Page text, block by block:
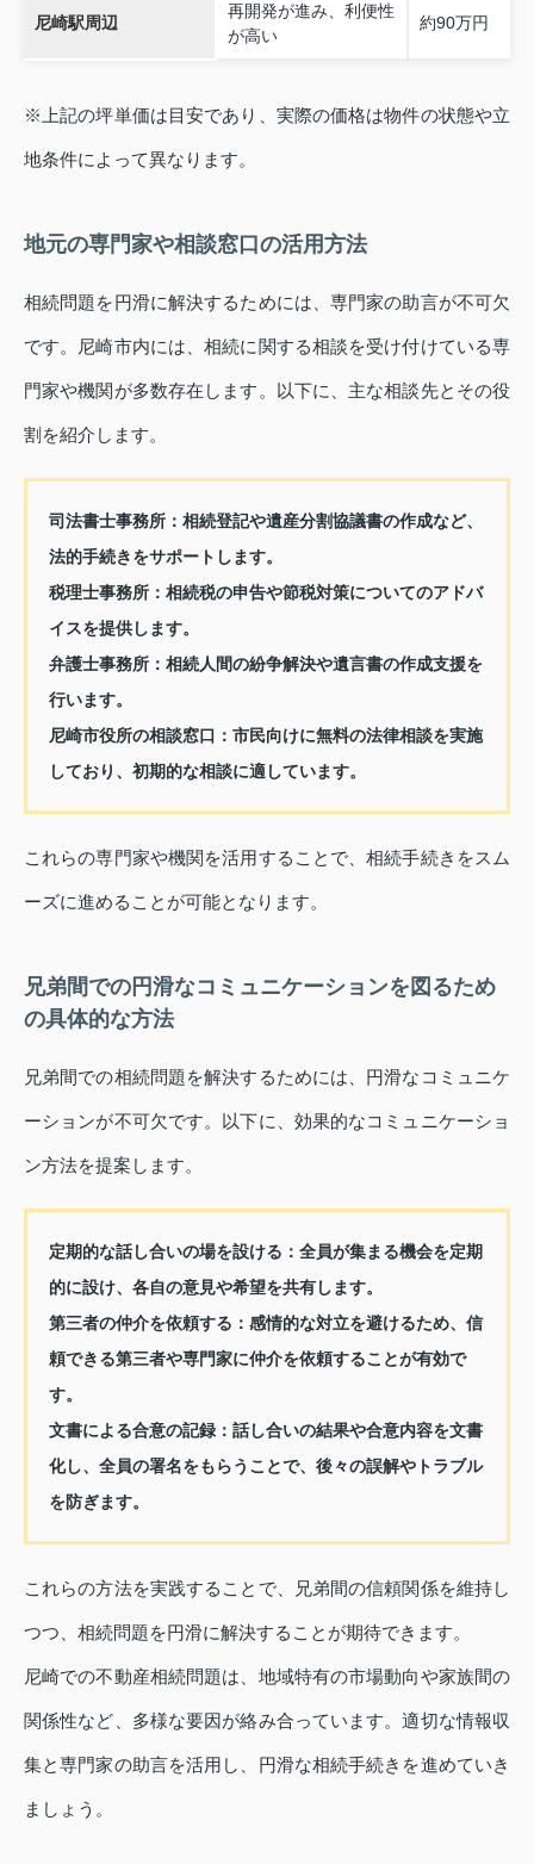
尼崎駅周辺
再開発が進み、利便性
が高い
約90万円
※上記の坪単価は目安であり、実際の価格は物件の状態や立
地条件によって異なります。
地元の専門家や相談窓口の活用方法
相続問題を円滑に解決するためには、専門家の助言が不可欠
です。尼崎市内には、相続に関する相談を受け付けている専
門家や機関が多数存在します。以下に、主な相談先とその役
割を紹介します。
司法書士事務所： 相続登記や遺産分割協議書の作成など、
法的手続きをサポートします。
税理士事務所： 相続税の申告や節税対策についてのアドバ
イスを提供します。
弁護士事務所： 相続人間の紛争解決や遺言書の作成支援を
行います。
尼崎市役所の相談窓口： 市民向けに無料の法律相談を実施
しており、初期的な相談に適しています。
これらの専門家や機関を活用することで、相続手続きをスム
ーズに進めることが可能となります。
兄弟間での円滑なコミュニケーションを図るため
の具体的な方法
兄弟間での相続問題を解決するためには、円滑なコミュニケ
ーションが不可欠です。以下に、効果的なコミュニケーショ
ン方法を提案します。
定期的な話し合いの場を設ける： 全員が集まる機会を定期
的に設け、各自の意見や希望を共有します。
第三者の仲介を依頼する： 感情的な対立を避けるため、信
頼できる第三者や専門家に仲介を依頼することが有効で
す。
文書による合意の記録： 話し合いの結果や合意内容を文書
化し、全員の署名をもらうことで、後々の誤解やトラブル
を防ぎます。
これらの方法を実践することで、兄弟間の信頼関係を維持し
つつ、相続問題を円滑に解決することが期待できます。
尼崎での不動産相続問題は、地域特有の市場動向や家族間の
関係性など、多様な要因が絡み合っています。適切な情報収
集と専門家の助言を活用し、円滑な相続手続きを進めていき
ましょう。